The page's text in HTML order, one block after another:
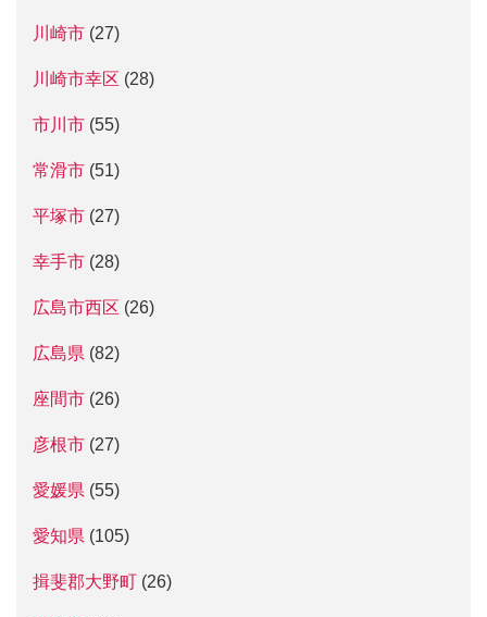
川崎市 (27)
川崎市幸区 (28)
市川市 (55)
常滑市 (51)
平塚市 (27)
幸手市 (28)
広島市西区 (26)
広島県 (82)
座間市 (26)
彦根市 (27)
愛媛県 (55)
愛知県 (105)
揖斐郡大野町 (26)